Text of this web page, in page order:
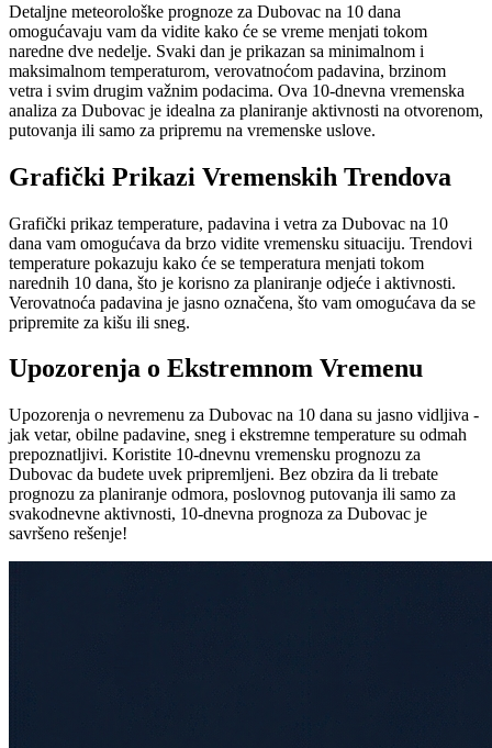
Detaljne meteorološke prognoze za Dubovac na 10 dana
omogućavaju vam da vidite kako će se vreme menjati tokom
naredne dve nedelje. Svaki dan je prikazan sa minimalnom i
maksimalnom temperaturom, verovatnoćom padavina, brzinom
vetra i svim drugim važnim podacima. Ova 10-dnevna vremenska
analiza za Dubovac je idealna za planiranje aktivnosti na otvorenom,
putovanja ili samo za pripremu na vremenske uslove.
Grafički Prikazi Vremenskih Trendova
Grafički prikaz temperature, padavina i vetra za Dubovac na 10
dana vam omogućava da brzo vidite vremensku situaciju. Trendovi
temperature pokazuju kako će se temperatura menjati tokom
narednih 10 dana, što je korisno za planiranje odjeće i aktivnosti.
Verovatnoća padavina je jasno označena, što vam omogućava da se
pripremite za kišu ili sneg.
Upozorenja o Ekstremnom Vremenu
Upozorenja o nevremenu za Dubovac na 10 dana su jasno vidljiva -
jak vetar, obilne padavine, sneg i ekstremne temperature su odmah
prepoznatljivi. Koristite 10-dnevnu vremensku prognozu za
Dubovac da budete uvek pripremljeni. Bez obzira da li trebate
prognozu za planiranje odmora, poslovnog putovanja ili samo za
svakodnevne aktivnosti, 10-dnevna prognoza za Dubovac je
savršeno rešenje!